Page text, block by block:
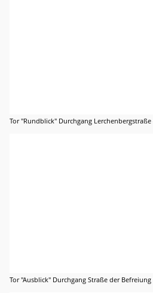
Tor "Rundblick" Durchgang Lerchenbergstraße
Tor "Ausblick" Durchgang Straße der